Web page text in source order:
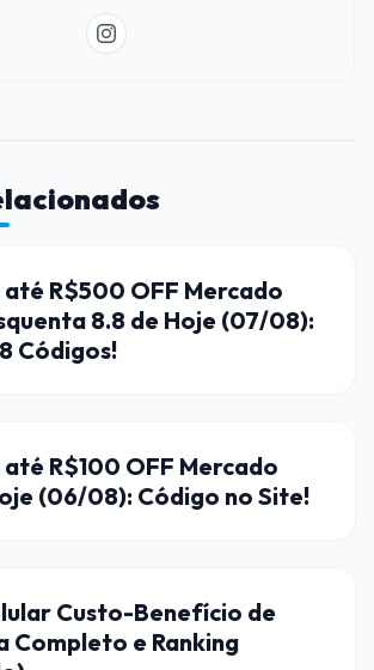
até R$500 OFF Mercado
8.8 de Hoje (07/08):
Códigos!
R$100 OFF Mercado
(06/08): Código no Site!
Custo-Benefício de
Completo e Ranking